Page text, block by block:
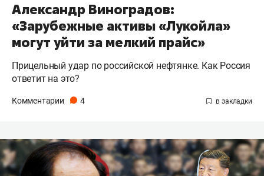
Александр Виноградов:
«Зарубежные активы «Лукойла»
могут уйти за мелкий прайс»
Прицельный удар по российской нефтянке. Как Россия
ответит на это?
Комментарии 4